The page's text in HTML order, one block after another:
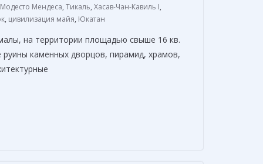
Модесто Мендеса, Тикаль, Хасав-Чан-Кавиль I,
, цивилизация майя, Юкатан
на территории площадью свыше 16 кв.
руины каменных дворцов, пирамид, храмов,